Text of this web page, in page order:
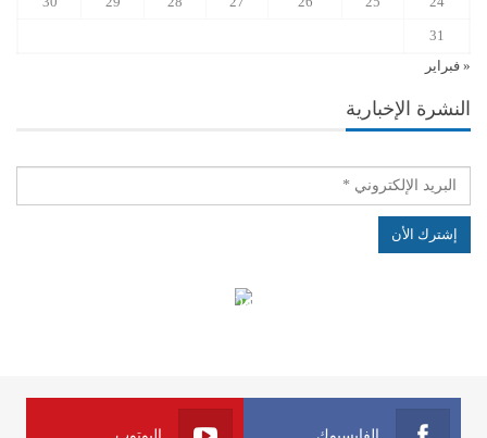
31
« فبراير
النشرة الإخبارية
الهياكل الخاضعة لقانون النفاذ إلى المعلومة